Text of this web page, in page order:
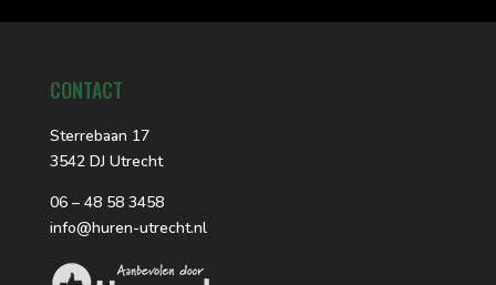
CONTACT
Sterrebaan 17
3542 DJ Utrecht
06 – 48 58 3458
info@huren-utrecht.nl